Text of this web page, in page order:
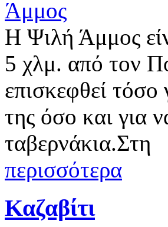
Η Ψιλή Άμμος
5 χλμ. από τον
επισκεφθεί
της όσο και για
ταβερνάκια.Στη
περισσότερα
Καζαβίτι